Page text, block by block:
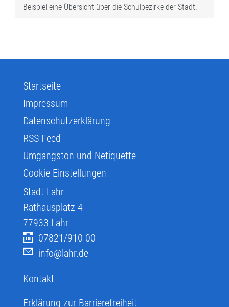
Beispiel eine Übersicht über die Schulbezirke der Stadt.
Startseite
Impressum
Datenschutzerklärung
RSS Feed
Umgangston und Netiquette
Cookie-Einstellungen
Stadt Lahr
Rathausplatz 4
77933 Lahr
07821/910-00
info@lahr.de
Kontakt
Erklärung zur Barrierefreiheit